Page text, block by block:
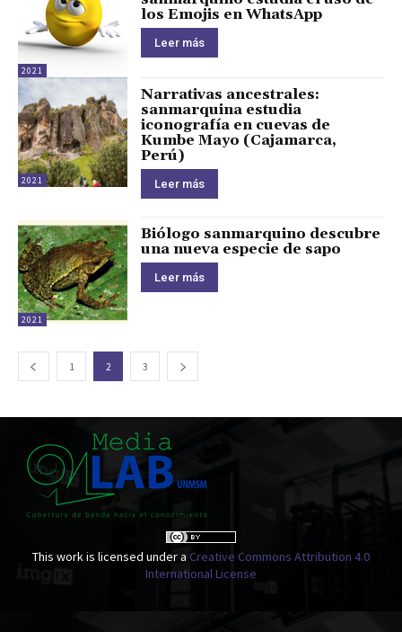
2021
los Emojis en WhatsApp
Leer más
2021
Narrativas ancestrales:
sanmarquina estudia
iconografía en cuevas de
Kumbe Mayo (Cajamarca,
Perú)
Leer más
2021
Biólogo sanmarquino descubre
una nueva especie de sapo
Leer más
1 2 3
This work is licensed under a Creative Commons Attribution 4.0
International License